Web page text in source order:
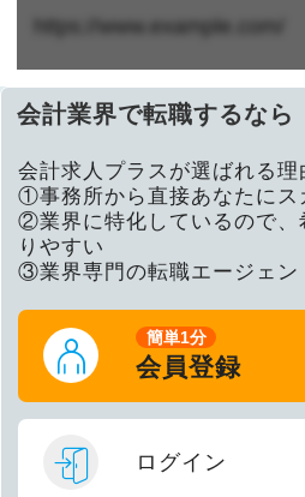
https://www.example.com/
会計業界で転職するなら
会計求人プラスが選ばれる理
①事務所から直接あなたにス
②業界に特化しているので、
りやすい
③業界専門の転職エージェン
簡単1分
会員登録
ログイン